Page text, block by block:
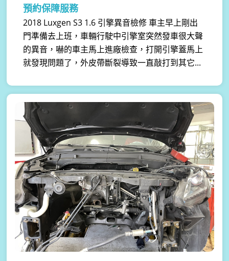
預約保障服務
2018 Luxgen S3 1.6 引擎異音檢修 車主早上剛出
門準備去上班，車輛行駛中引擎室突然發車很大聲
的異音，嚇的車主馬上進廠檢查，打開引擎蓋馬上
就發現問題了，外皮帶斷裂導致一直敲打到其它...